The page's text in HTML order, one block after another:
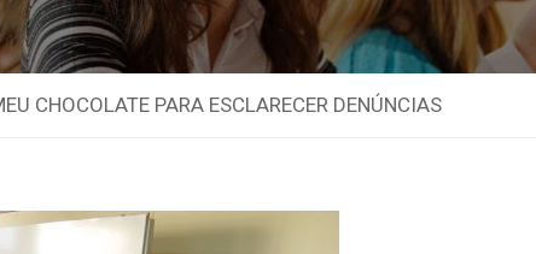
CHOCOLATE PARA ESCLARECER DENÚNCIAS